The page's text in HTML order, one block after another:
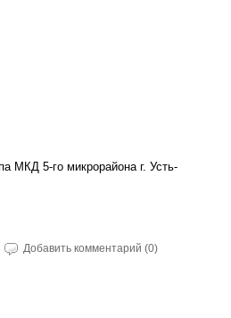
МКД 5-го микрорайона г. Усть-
Добавить комментарий (0)